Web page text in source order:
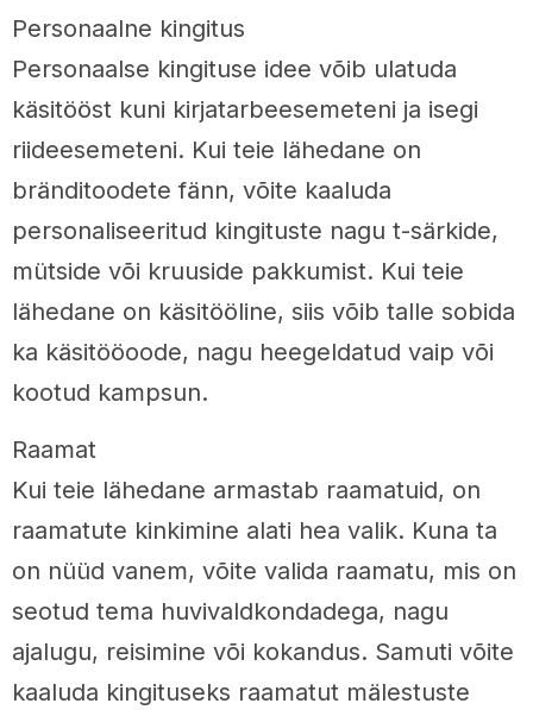
Personaalne kingitus
Personaalse kingituse idee võib ulatuda
käsitööst kuni kirjatarbeesemeteni ja isegi
riideesemeteni. Kui teie lähedane on
bränditoodete fänn, võite kaaluda
personaliseeritud kingituste nagu t-särkide,
mütside või kruuside pakkumist. Kui teie
lähedane on käsitööline, siis võib talle sobida
ka käsitööoode, nagu heegeldatud vaip või
kootud kampsun.
Raamat
Kui teie lähedane armastab raamatuid, on
raamatute kinkimine alati hea valik. Kuna ta
on nüüd vanem, võite valida raamatu, mis on
seotud tema huvivaldkondadega, nagu
ajalugu, reisimine või kokandus. Samuti võite
kaaluda kingituseks raamatut mälestuste